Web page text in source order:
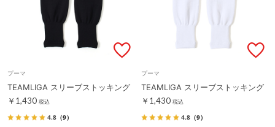
プーマ
TEAMLIGA スリーブストッキング
￥1,430 税込
4.8 （9）
プーマ
TEAMLIGA スリーブストッキング
￥1,430 税込
4.8 （9）